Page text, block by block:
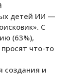
детей ИИ —
С
(63%),
что-то
создания и